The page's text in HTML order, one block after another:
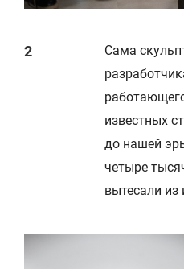
Сама
известных
до нашей
четыре
вытесали из